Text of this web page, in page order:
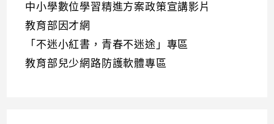
中小學數位學習精進方案政策宣講影片
教育部因才網
「不迷小紅書，青春不迷途」專區
教育部兒少網路防護軟體專區